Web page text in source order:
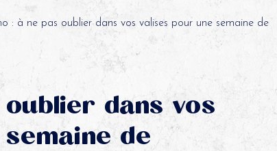
: à ne pas oublier dans vos valises pour une semaine de
dans vos
de